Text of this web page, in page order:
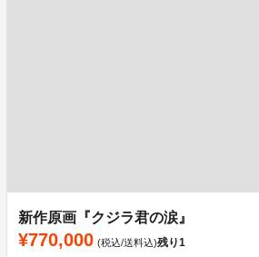
新作原画『クジラ君の涙』
¥770,000 (税込/送料込)残り1